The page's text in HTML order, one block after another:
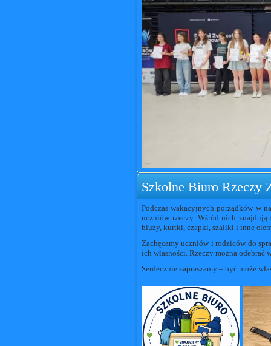
Szkolne Biuro Rzeczy
Podczas wakacyjnych porządków w
uczniów rzeczy. Wśród nich
bluzy, kurtki, czapki, szaliki i inne
Zachęcamy uczniów i rodziców do
ich własności. Rzeczy można odebrać
Serdecznie zapraszamy – być może